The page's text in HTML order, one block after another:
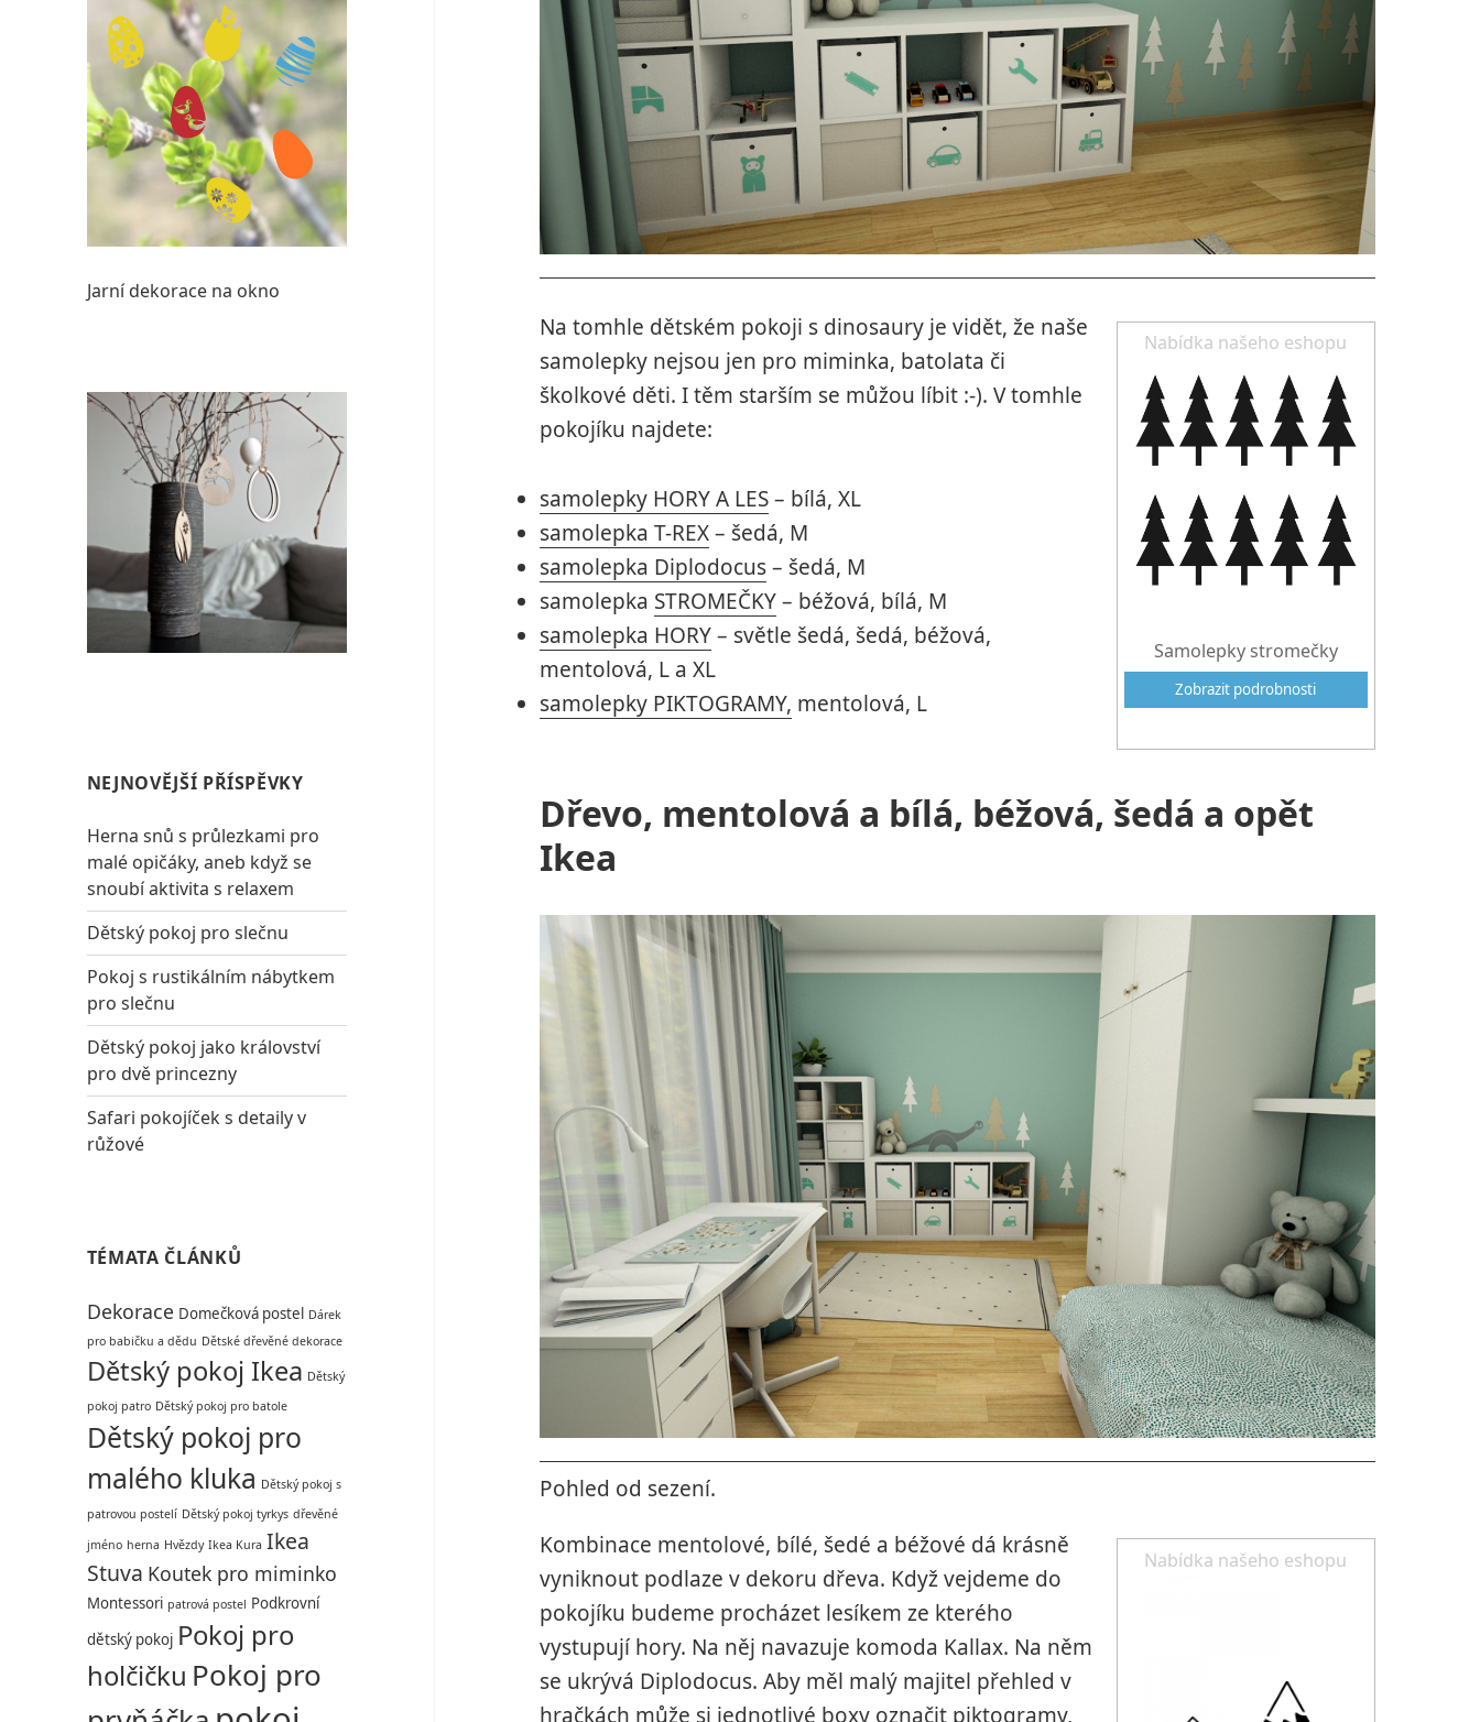
Jarní dekorace na okno
NEJNOVĚJŠÍ PŘÍSPĚVKY
Herna snů s průlezkami pro
malé opičáky, aneb když se
snoubí aktivita s relaxem
Dětský pokoj pro slečnu
Pokoj s rustikálním nábytkem
pro slečnu
Dětský pokoj jako království
pro dvě princezny
Safari pokojíček s detaily v
růžové
TÉMATA ČLÁNKŮ
Dekorace Domečková postel Dárek
pro babičku a dědu Dětské dřevěné dekorace
Dětský pokoj Ikea Dětský
pokoj patro Dětský pokoj pro batole
Dětský pokoj pro
malého kluka Dětský pokoj s
patrovou postelí Dětský pokoj tyrkys dřevěné
jméno herna Hvězdy Ikea Kura Ikea
Stuva Koutek pro miminko
Montessori patrová postel Podkrovní
dětský pokoj Pokoj pro
holčičku Pokoj pro
Nabídka našeho eshopu
Samolepky stromečky
Zobrazit podrobnosti
Na tomhle dětském pokoji s dinosaury je vidět, že naše
samolepky nejsou jen pro miminka, batolata či
školkové děti. I těm starším se můžou líbit :-). V tomhle
pokojíku najdete:
samolepky HORY A LES– bílá, XL
samolepka T-REX– šedá, M
samolepka Diplodocus– šedá, M
samolepka STROMEČKY– béžová, bílá, M
samolepka HORY– světle šedá, šedá, béžová,
mentolová, L a XL
samolepky PIKTOGRAMY, mentolová, L
Dřevo, mentolová a bílá, béžová, šedá a opět
Ikea
Pohled od sezení.
Nabídka našeho eshopu
Kombinace mentolové, bílé, šedé a béžové dá krásně
vyniknout podlaze v dekoru dřeva. Když vejdeme do
pokojíku budeme procházet lesíkem ze kterého
vystupují hory. Na něj navazuje komoda Kallax. Na něm
se ukrývá Diplodocus. Aby měl malý majitel přehled v
hračkách může si jednotlivé boxy označit piktogramy,